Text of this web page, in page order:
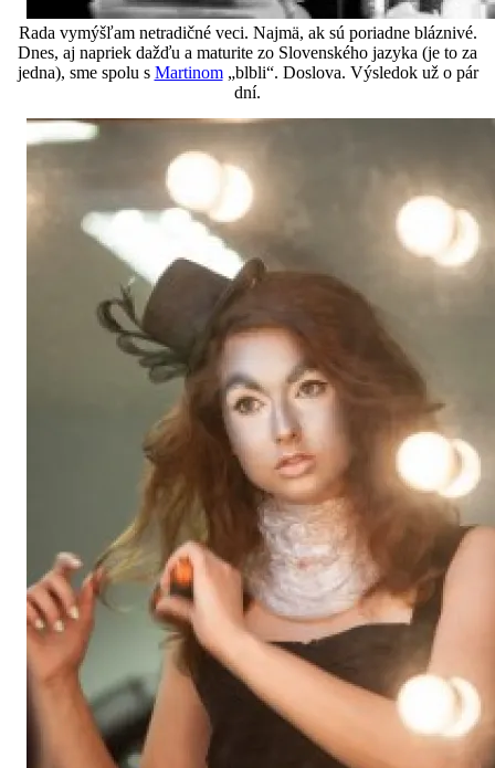
Rada vymýšľam netradičné veci. Najmä, ak sú poriadne bláznivé.
Dnes, aj napriek dažďu a maturite zo Slovenského jazyka (je to za
jedna), sme spolu s Martinom„blbli“. Doslova. Výsledok už o pár
dní.